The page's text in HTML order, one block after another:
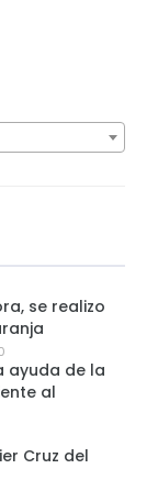
se realizo
ayuda de la
al
Cruz del